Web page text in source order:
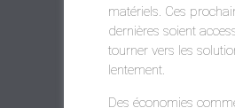
matériels. Ces
dernières soient
tourner vers les
lentement.
Des économies